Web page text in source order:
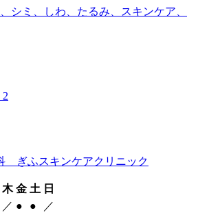
シミ、しわ、たるみ、スキンケア、
2
木 金 土 日
／ ● ● ／